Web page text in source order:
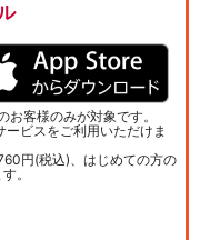
客様のみが対象です。
ビスをご利用いただけま
円(税込)、はじめての方の
。